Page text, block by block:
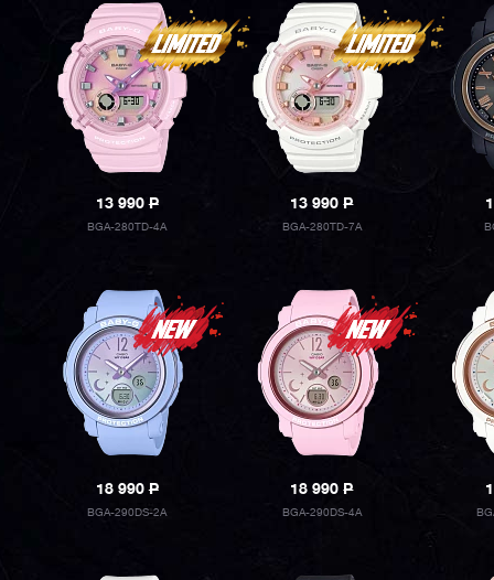
13 990P
BGA-280TD-4A
13 990P
BGA-280TD-7A
18 990P
BGA-290DS-2A
18 990P
BGA-290DS-4A